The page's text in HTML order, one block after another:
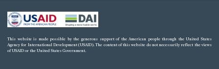
This website is made possible by the generous support of the American people through the United States
Agency for International Development (USAID). The content of this website do not necessarily reflect the views
of USAID or the United States Government.